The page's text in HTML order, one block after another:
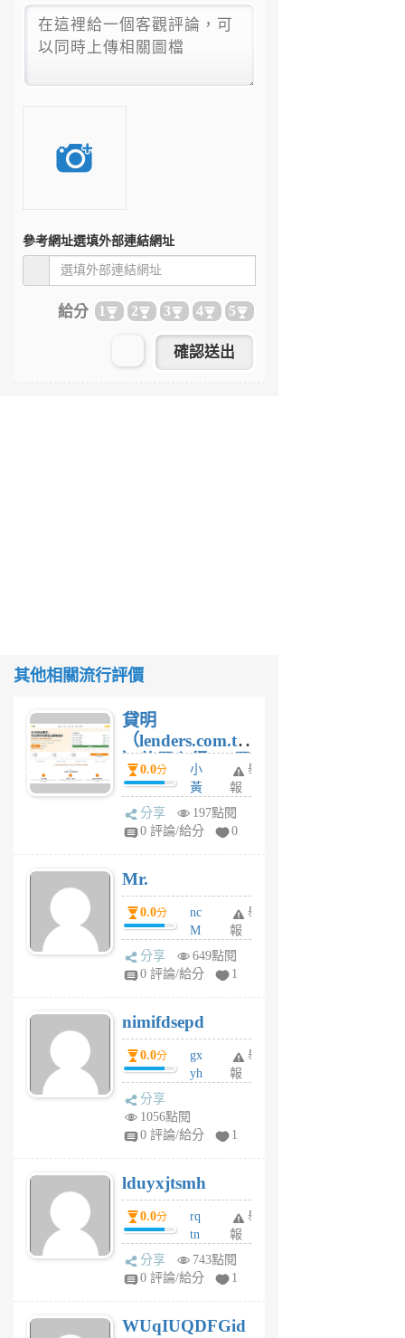
參考網址選填外部連結網址
給分 1 2 3 4 5
其他相關流行評價
貸明
（lenders.com.tw
）使用心得 — 民
間貸款比較平台
體驗
0.0分
小
黃
蜂
1
舉
報
分享
197點閱
0 評論/給分
0
Mr.
0.0分
nc
M
U
F
U
5
個
月
舉
報
分享
649點閱
0 評論/給分
1
nimifdsepd
0.0分
gx
yh
jl
月
前
舉
報
分享
1056點閱
0 評論/給分
1
lduyxjtsmh
0.0分
rq
tn
jt
gl
個
舉
報
分享
743點閱
0 評論/給分
1
WUqIUQDFGid